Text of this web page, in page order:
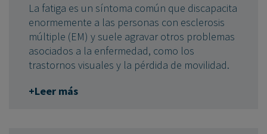
La fatiga es un síntoma común que discapacita
enormemente a las personas con esclerosis
múltiple (EM) y suele agravar otros problemas
asociados a la enfermedad, como los
trastornos visuales y la pérdida de movilidad.
+Leer más